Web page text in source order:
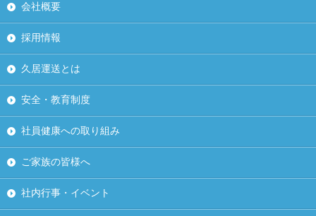
会社概要
採用情報
久居運送とは
安全・教育制度
社員健康への取り組み
ご家族の皆様へ
社内行事・イベント